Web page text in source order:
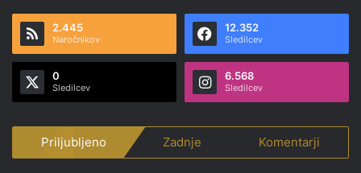
2.445
Naročnikov
12.352
Sledilcev
0
Sledilcev
6.568
Sledilcev
Priljubljeno Zadnje Komentarji